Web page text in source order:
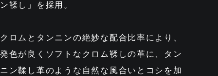
ン鞣し」を採用。
クロムとタンニンの絶妙な配合比率により、
発色が良くソフトなクロム鞣しの革に、タン
ニン鞣し革のような自然な風合いとコシを加